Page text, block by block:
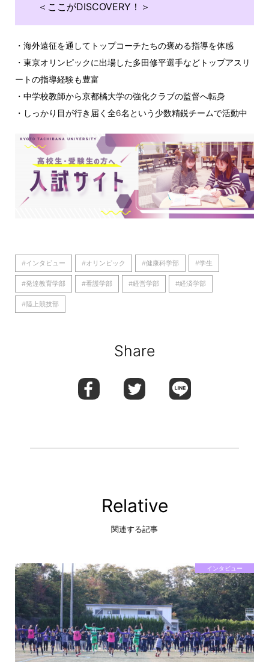
＜ここがDISCOVERY！＞
・海外遠征を通してトップコーチたちの褒める指導を体感
・東京オリンピックに出場した多田修平選手などトップアスリ
ートの指導経験も豊富
・中学校教師から京都橘大学の強化クラブの監督へ転身
・しっかり目が行き届く全6名という少数精鋭チームで活動中
#インタビュー #オリンピック #健康科学部 #学生
#発達教育学部 #看護学部 #経営学部 #経済学部
#陸上競技部
Share
Relative
関連する記事
インタビュー